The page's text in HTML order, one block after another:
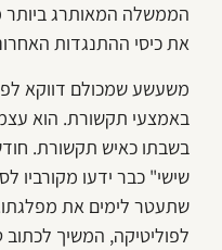
הממשלה המאותרג ביותר
את כיסי ההתנגדות
משעשע שמכולם דווקא
באמצעי תקשורת. הוא
בשבתו כאיש תקשורת.
שישי" כבר ידעו
שתעטר לימים את
לפוליטיקה, המשיך לכתוב